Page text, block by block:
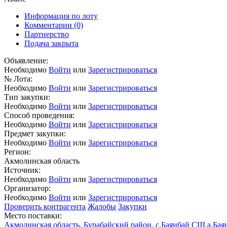
Информация по лоту
Комментарии (0)
Партнерство
Подача закрыта
Объявление:
Необходимо Войти или Зарегистрироваться
№ Лота:
Необходимо Войти или Зарегистрироваться
Тип закупки:
Необходимо Войти или Зарегистрироваться
Способ проведения:
Необходимо Войти или Зарегистрироваться
Предмет закупки:
Необходимо Войти или Зарегистрироваться
Регион:
Акмолинская область
Источник:
Необходимо Войти или Зарегистрироваться
Организатор:
Необходимо Войти или Зарегистрироваться
Проверить контрагента Жалобы Закупки
Место поставки:
Акмолинская область, Бурабайский район, с.Баянбай СШ